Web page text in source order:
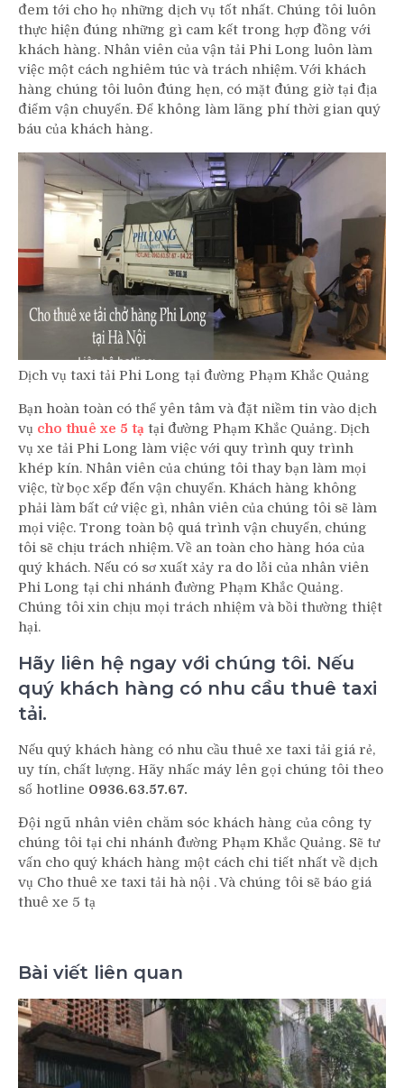
đem tới cho họ những dịch vụ tốt nhất. Chúng tôi luôn
thực hiện đúng những gì cam kết trong hợp đồng với
khách hàng. Nhân viên của vận tải Phi Long luôn làm
việc một cách nghiêm túc và trách nhiệm. Với khách
hàng chúng tôi luôn đúng hẹn, có mặt đúng giờ tại địa
điểm vận chuyển. Để không làm lãng phí thời gian quý
báu của khách hàng.
Dịch vụ taxi tải Phi Long tại đường Phạm Khắc Quảng
Bạn hoàn toàn có thể yên tâm và đặt niềm tin vào dịch
vụ cho thuê xe 5 tạ tại đường Phạm Khắc Quảng. Dịch
vụ xe tải Phi Long làm việc với quy trình quy trình
khép kín. Nhân viên của chúng tôi thay bạn làm mọi
việc, từ bọc xếp đến vận chuyển. Khách hàng không
phải làm bất cứ việc gì, nhân viên của chúng tôi sẽ làm
mọi việc. Trong toàn bộ quá trình vận chuyển, chúng
tôi sẽ chịu trách nhiệm. Về an toàn cho hàng hóa của
quý khách. Nếu có sơ xuất xảy ra do lỗi của nhân viên
Phi Long tại chi nhánh đường Phạm Khắc Quảng.
Chúng tôi xin chịu mọi trách nhiệm và bồi thường thiệt
hại.
Hãy liên hệ ngay với chúng tôi. Nếu
quý khách hàng có nhu cầu thuê taxi
tải.
Nếu quý khách hàng có nhu cầu thuê xe taxi tải giá rẻ,
uy tín, chất lượng. Hãy nhấc máy lên gọi chúng tôi theo
số hotline 0936.63.57.67.
Đội ngũ nhân viên chăm sóc khách hàng của công ty
chúng tôi tại chi nhánh đường Phạm Khắc Quảng. Sẽ tư
vấn cho quý khách hàng một cách chi tiết nhất về dịch
vụ Cho thuê xe taxi tải hà nội . Và chúng tôi sẽ báo giá
thuê xe 5 tạ
Bài viết liên quan